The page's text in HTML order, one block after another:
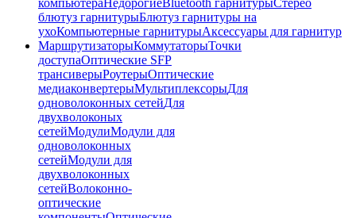
блютуз гарнитурыБлютуз гарнитуры на
ухоКомпьютерные гарнитурыАксессуары для гарнитур
МаршрутизаторыКоммутаторыТочки
доступаОптические SFP
трансиверыРоутерыОптические
медиаконвертерыМультиплексорыДля
одноволоконных сетейДля
двухволоконых
сетейМодулиМодули для
одноволоконных
сетейМодули для
двухволоконных
сетейВолоконно-
оптические